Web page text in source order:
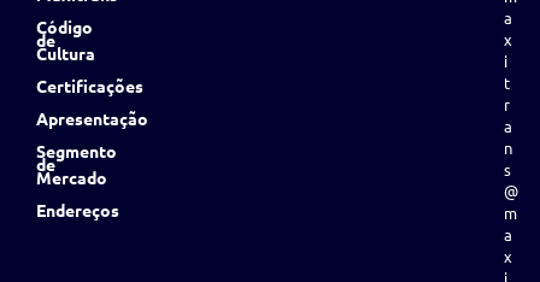
Código
de
Cultura
Certificações
Apresentação
Segmento
de
Mercado
Endereços
a
x
i
t
r
a
n
s
@
m
a
x
i